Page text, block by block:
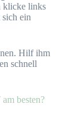
klicke links
ein
Hilf ihm
schnell
besten?